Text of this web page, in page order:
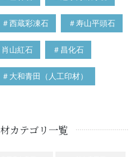
＃西蔵彩凍石 ＃寿山平頭石
肖山紅石 ＃昌化石
＃大和青田（人工印材）
カテゴリ一覧